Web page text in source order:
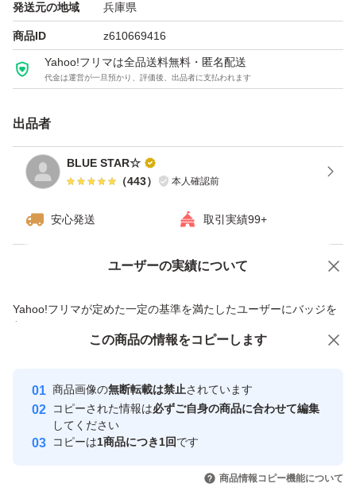
☆少し土の付いた状態での発送となります。
☆訳ありにご理解いただける方ご購入よろしくお願いしま
す。
発送元の地域 兵庫県
商品ID z610669416
Yahoo!フリマは全品送料無料・匿名配送
代金は運営が一旦預かり、評価後、出品者に支払われます
出品者
BLUE STAR☆
（443） 本人確認前
安心発送 取引実績99+
ユーザーの実績について
Yahoo!フリマが定めた一定の基準を満たしたユーザーにバッジを
付与しています
安心取引出品者
心・安全なユーザーです
取引実績
引を完了させた実績があります
価格の相談 商品への質問
この商品の情報をコピーします
商品画像の無断転載は禁止されています
コピーされた情報は必ずご自身の商品に合わせて編集
してください
コピーは1商品につき1回です
商品情報コピー機能について
この商品をみている人にオススメ